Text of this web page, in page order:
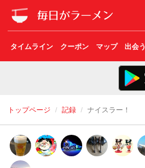
タイムライン クーポン マップ 出会う
トップページ 記録 ナイスラー！